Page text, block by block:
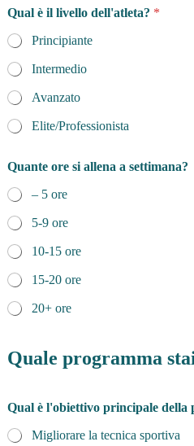
Qual è il livello dell'atleta? *
Principiante
Intermedio
Avanzato
Elite/Professionista
Quante ore si allena a settimana?
– 5 ore
5-9 ore
10-15 ore
15-20 ore
20+ ore
Quale programma
Qual è l'obiettivo principale della
Migliorare la tecnica sportiva